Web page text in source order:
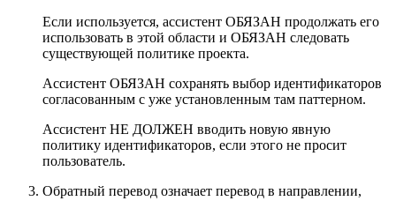
Если используется, ассистент ОБЯЗАН продолжать его
использовать в этой области и ОБЯЗАН следовать
существующей политике проекта.
Ассистент ОБЯЗАН сохранять выбор идентификаторов
согласованным с уже установленным там паттерном.
Ассистент НЕ ДОЛЖЕН вводить новую явную
политику идентификаторов, если этого не просит
пользователь.
Обратный перевод означает перевод в направлении,